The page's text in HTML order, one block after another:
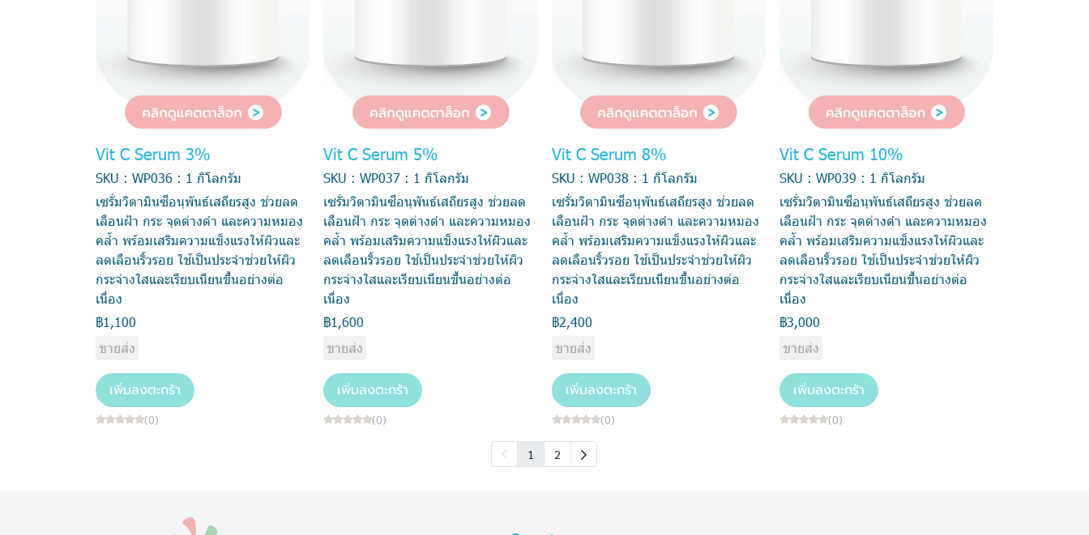
Vit C Serum 3%
SKU : WP036 : 1 กิโลกรัม
เซรั่มวิตามินซีอนุพันธ์เสถียรสูง ช่วยลด
เลือนฝ้า กระ จุดด่างดำ และความหมอง
คล้ำ พร้อมเสริมความแข็งแรงให้ผิวและ
ลดเลือนริ้วรอย ใช้เป็นประจำช่วยให้ผิว
กระจ่างใสและเรียบเนียนขึ้นอย่างต่อ
เนื่อง
฿1,100
ขายส่ง
เพิ่มลงตะกร้า
(0)
Vit C Serum 5%
SKU : WP037 : 1 กิโลกรัม
เซรั่มวิตามินซีอนุพันธ์เสถียรสูง ช่วยลด
เลือนฝ้า กระ จุดด่างดำ และความหมอง
คล้ำ พร้อมเสริมความแข็งแรงให้ผิวและ
ลดเลือนริ้วรอย ใช้เป็นประจำช่วยให้ผิว
กระจ่างใสและเรียบเนียนขึ้นอย่างต่อ
เนื่อง
฿1,600
ขายส่ง
เพิ่มลงตะกร้า
(0)
Vit C Serum 8%
SKU : WP038 : 1 กิโลกรัม
เซรั่มวิตามินซีอนุพันธ์เสถียรสูง ช่วยลด
เลือนฝ้า กระ จุดด่างดำ และความหมอง
คล้ำ พร้อมเสริมความแข็งแรงให้ผิวและ
ลดเลือนริ้วรอย ใช้เป็นประจำช่วยให้ผิว
กระจ่างใสและเรียบเนียนขึ้นอย่างต่อ
เนื่อง
฿2,400
ขายส่ง
เพิ่มลงตะกร้า
(0)
Vit C Serum 10%
SKU : WP039 : 1 กิโลกรัม
เซรั่มวิตามินซีอนุพันธ์เสถียรสูง ช่วยลด
เลือนฝ้า กระ จุดด่างดำ และความหมอง
คล้ำ พร้อมเสริมความแข็งแรงให้ผิวและ
ลดเลือนริ้วรอย ใช้เป็นประจำช่วยให้ผิว
กระจ่างใสและเรียบเนียนขึ้นอย่างต่อ
เนื่อง
฿3,000
ขายส่ง
เพิ่มลงตะกร้า
(0)
1 2